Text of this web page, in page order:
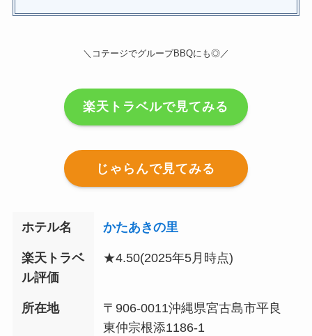
＼コテージでグループBBQにも◎／
楽天トラベルで見てみる
じゃらんで見てみる
ホテル名 かたあきの里
楽天トラベ
ル評価
★4.50(2025年5月時点)
所在地
〒906-0011沖縄県宮古島市平良
東仲宗根添1186-1